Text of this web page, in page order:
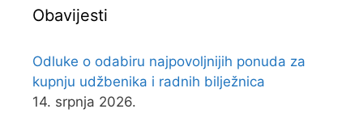
Obavijesti
Odluke o odabiru najpovoljnijih ponuda za
kupnju udžbenika i radnih bilježnica
14. srpnja 2026.